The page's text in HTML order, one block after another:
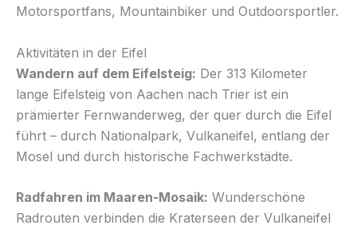
Motorsportfans, Mountainbiker und Outdoorsportler.
Aktivitäten in der Eifel
Wandern auf dem Eifelsteig: Der 313 Kilometer
lange Eifelsteig von Aachen nach Trier ist ein
prämierter Fernwanderweg, der quer durch die Eifel
führt – durch Nationalpark, Vulkaneifel, entlang der
Mosel und durch historische Fachwerkstädte.
Radfahren im Maaren-Mosaik: Wunderschöne
Radrouten verbinden die Kraterseen der Vulkaneifel